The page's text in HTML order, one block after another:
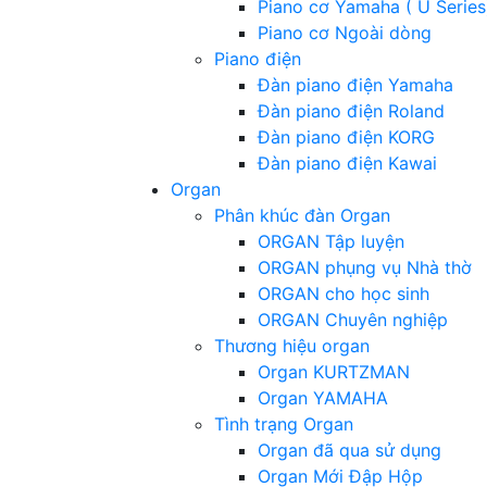
Piano cơ Yamaha ( U
Piano cơ Ngoài dòng
Piano điện
Đàn piano điện Yamaha
Đàn piano điện Roland
Đàn piano điện KORG
Đàn piano điện Kawai
Organ
Phân khúc đàn Organ
ORGAN Tập luyện
ORGAN phụng vụ Nhà thờ
ORGAN cho học sinh
ORGAN Chuyên nghiệp
Thương hiệu organ
Organ KURTZMAN
Organ YAMAHA
Tình trạng Organ
Organ đã qua sử dụng
Organ Mới Đập Hộp